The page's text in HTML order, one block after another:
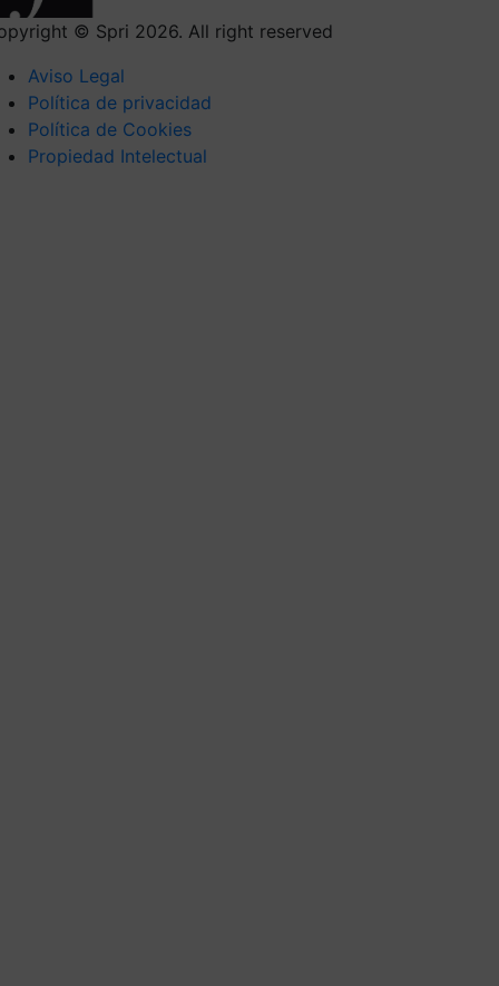
© Spri 2026. All right reserved
Aviso Legal
Política de privacidad
Política de Cookies
Propiedad Intelectual